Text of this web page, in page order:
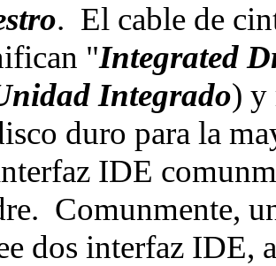
. El cable de
"Integrated
Integrado) y
duro para la
IDE
Comunmente,
dos interfaz IDE,